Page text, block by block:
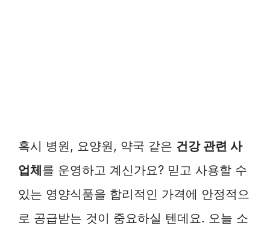
혹시 병원, 요양원, 약국 같은 건강 관련 사
업체를 운영하고 계신가요? 믿고 사용할 수
있는 영양식품을 합리적인 가격에 안정적으
로 공급받는 것이 중요하실 텐데요. 오늘 소